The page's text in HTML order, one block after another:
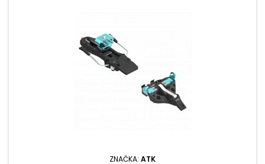
ZNAČKA: ATK